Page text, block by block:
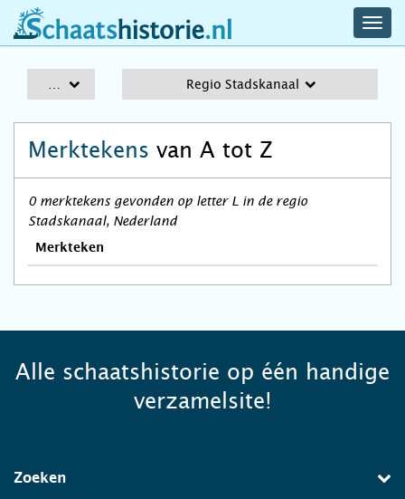
schaatshistorie.nl
Regio Stadskanaal
Merktekens van A tot Z
0 merktekens gevonden op letter L in de regio
Stadskanaal, Nederland
Merkteken
Alle schaatshistorie op één handige
verzamelsite!
Zoeken